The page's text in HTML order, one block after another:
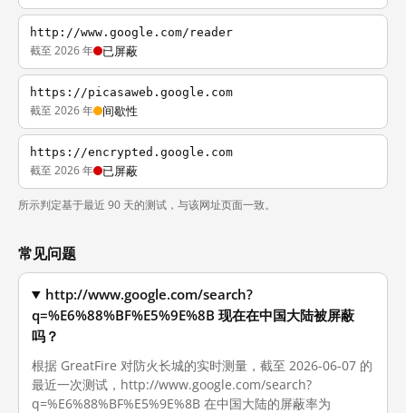
http://www.google.com/reader
截至 2026 年 已屏蔽
https://picasaweb.google.com
截至 2026 年 间歇性
https://encrypted.google.com
截至 2026 年 已屏蔽
所示判定基于最近 90 天的测试，与该网址页面一致。
常见问题
http://www.google.com/search?
q=%E6%88%BF%E5%9E%8B 现在在中国大陆被屏蔽
吗？
根据 GreatFire 对防火长城的实时测量，截至 2026-06-07 的
最近一次测试，http://www.google.com/search?
q=%E6%88%BF%E5%9E%8B 在中国大陆的屏蔽率为